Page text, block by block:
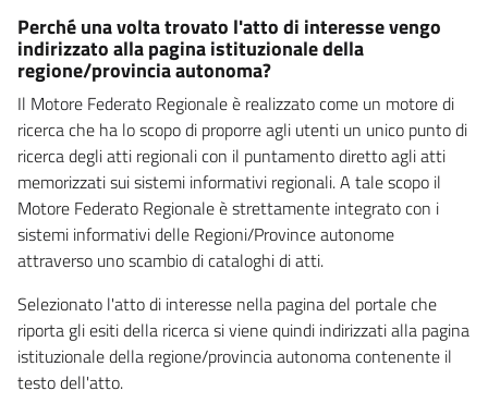
Perché una volta trovato l'atto di interesse vengo
indirizzato alla pagina istituzionale della
regione/provincia autonoma?
Il Motore Federato Regionale è realizzato come un motore di
ricerca che ha lo scopo di proporre agli utenti un unico punto di
ricerca degli atti regionali con il puntamento diretto agli atti
memorizzati sui sistemi informativi regionali. A tale scopo il
Motore Federato Regionale è strettamente integrato con i
sistemi informativi delle Regioni/Province autonome
attraverso uno scambio di cataloghi di atti.
Selezionato l'atto di interesse nella pagina del portale che
riporta gli esiti della ricerca si viene quindi indirizzati alla pagina
istituzionale della regione/provincia autonoma contenente il
testo dell'atto.